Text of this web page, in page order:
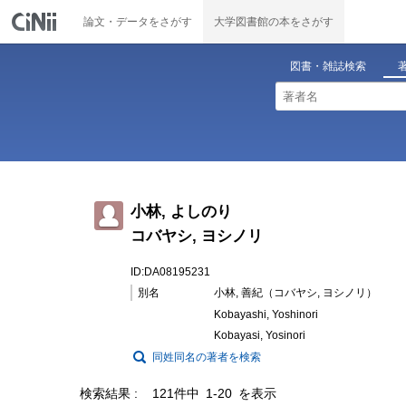
論文・データをさがす 大学図書館の本をさがす
図書・雑誌検索
小林, よしのり
コバヤシ, ヨシノリ
ID:DA08195231
別名
小林, 善紀（コバヤシ, ヨシノリ）
Kobayashi, Yoshinori
Kobayasi, Yosinori
同姓同名の著者を検索
検索結果 121件中 1-20 を表示